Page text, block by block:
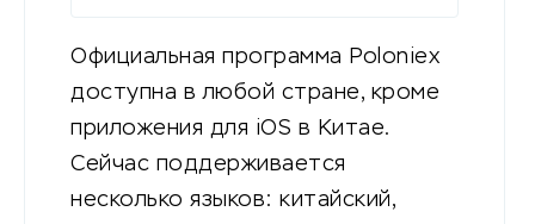
Официальная программа Poloniex
доступна в любой стране, кроме
приложения для iOS в Китае.
Сейчас поддерживается
несколько языков: китайский,